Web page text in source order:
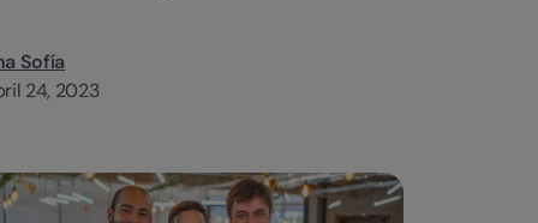
Sofía
24, 2023